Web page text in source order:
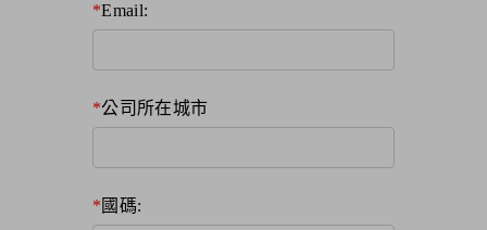
Email:
公司所在城市
國碼: